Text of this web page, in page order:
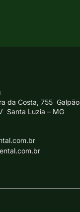
da Costa, 755 Galpão
Santa Luzia – MG